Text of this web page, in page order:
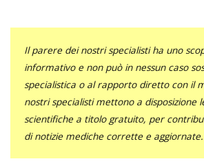
Il parere dei nostri specialisti ha uno
informativo e non può in nessun caso
specialistica o al rapporto diretto con il
nostri specialisti mettono a disposizione
scientifiche a titolo gratuito, per
di notizie mediche corrette e aggiornate.